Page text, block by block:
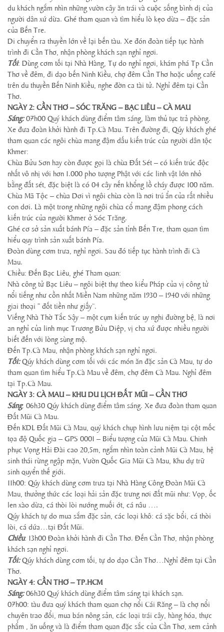
du khách ngắm nhìn những vườn cây ăn trái và cuộc sống bình dị của
người dân xứ dừa. Ghé tham quan và tìm hiểu lò kẹo dừa – đặc sản
của Bến Tre.
Di chuyển ra thuyền lớn về lại bến tàu. Xe đón đoàn tiếp tục hành
trình đi Cần Thơ, nhận phòng khách sạn nghỉ ngơi.
Tối: Dùng cơm tối tại Nhà Hàng, Tự do nghỉ ngơi, khám phá Tp Cần
Thơ về đêm, đi dạo bến Ninh Kiều, chợ đêm Cần Thơ hoặc uống café
trên du thuyền Bến Ninh Kiều, nghe đờn ca tài tử. Nghỉ đêm tại Cần
Thơ.
NGÀY 2: CẦN THƠ – SÓC TRĂNG – BẠC LIÊU – CÀ MAU
Sáng:07h00 Quý khách dùng điểm tâm sáng, làm thủ tục trả phòng.
Xe đưa đoàn khởi hành đi Tp.Cà Mau. Trên đường đi, Qúy khách ghé
tham quan các ngôi chùa mang đậm dấu kiến trúc của người dân tộc
Khmer:
Chùa Bửu Sơn hay còn được gọi là chùa Đất Sét – có kiến trúc độc
nhất vô nhị với hơn 1.000 pho tượng Phật với các linh vật lớn nhỏ
bằng đất sét, đặc biệt là có 04 cây nến khổng lồ cháy được 100 năm.
Chùa Mã Tộc – chùa Dơi vì ngôi chùa còn là nơi trú ẩn của rất nhiều
con dơi. Là một trong những ngôi chùa cổ mang đậm phong cách
kiến trúc của người Khmer ở Sóc Trăng.
Ghé cơ sở sản xuất bánh Pía – đặc sản tỉnh Bến Tre, tham quan tìm
hiểu quy trình sản xuất bánh Pía.
Đoàn dùng cơm trưa, nghỉ ngơi. Sau đó tiếp tục hành trình đi Cà
Mau.
Chiều: Đến Bạc Liêu, ghé Tham quan:
Nhà công tử Bạc Liêu – ngôi biệt thự theo kiểu Pháp của vị công tử
nổi tiếng như cồn nhất Miền Nam những năm 1930 – 1940 với những
giai thoại “ đốt tiền như giấy”.
Viếng Nhà Thờ Tắc Sậy – một cụm kiến trúc uy nghi đường bệ, là nơi
an nghỉ của linh mục Trương Bửu Diệp, vị cha xứ được nhiều người
biết đến với lòng sùng mộ.
Đến Tp.Cà Mau, nhận phòng khách sạn nghỉ ngơi.
Tối:Qúy khách dùng cơm tối với các món ăn đặc sản Cà Mau, tự do
tham quan tìm hiểu Tp.Cà Mau về đêm, chợ đêm Cà Mau. Nghỉ đêm
tại Tp.Cà Mau.
NGÀY 3: CÀ MAU – KHU DU LỊCH ĐẤT MŨI – CẦN THƠ
Sáng: 06h30 Qúy khách dùng điểm tâm sáng. Xe đưa đoàn tham quan
Đất Mũi Cà Mau.
Đến KDL Đất Mũi Cà Mau, quý khách chụp hình lưu niệm tại cột mốc
tọa độ Quốc gia – GPS 0001 – Biểu tượng của Mũi Cà Mau. Chinh
phục Vọng Hải Đài cao 20,5m, ngắm nhìn toàn cảnh Mũi Cà Mau, hệ
sinh thái rừng ngập mặn, Vườn Quốc Gia Mũi Cà Mau, Khu dự trữ
sinh quyển thế giới.
11h00: Qúy khách dùng cơm trưa tại Nhà Hàng Công Đoàn Mũi Cà
Mau, thưởng thức các loại hải sản đặc trưng nơi đất mũi như: Vọp, ốc
len xào dừa, cá thòi lòi nướng muối ớt, cá nâu ….
Qúy khách tự do mua sắm đặc sản, các loại khô: cá sặc bổi, cá thòi
lòi, cá dứa…tại Đất Mũi.
Chiều: 13h00 Đoàn khởi hành đi Cần Thơ. Đến Cần Thơ, nhận phòng
khách sạn nghỉ ngơi.
Tối:Qúy khách dùng cơm tối, tự do dạo Cần Thơ…Nghỉ đêm tại Cần
Thơ.
NGÀY 4: CẦN THƠ – TP.HCM
Sáng:06h30 Quý khách dùng điểm tâm sáng tại khách sạn.
07h00: tàu đưa quý khách tham quan chợ nổi Cái Răng – là chợ nổi
chuyên trao đổi, mua bán nông sản, các loại trái cây, hàng hóa, thực
phẩm , ăn uống và là điểm tham quan đặc sắc của Cần Thơ, xem cảnh